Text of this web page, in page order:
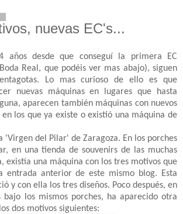
nuevas EC's...
años desde que conseguí la primera
EC
Boda Real, que podéisver mas abajo), siguen
Lo mas curioso de ello es que
nuevas máquinas en lugares que hasta
aparecen también máquinas con nuevos
los que ya existe o existió una máquina de
'Virgen del Pilar' de Zaragoza. En los porches
en una tienda desouvenirs de las muchas
existía una máquina con los tres motivos que
entrada anterior de este mismo blog. Esta
y con ella los tres diseños. Poco después, en
los mismos porches, ha aparecido otra
dos motivos siguientes: